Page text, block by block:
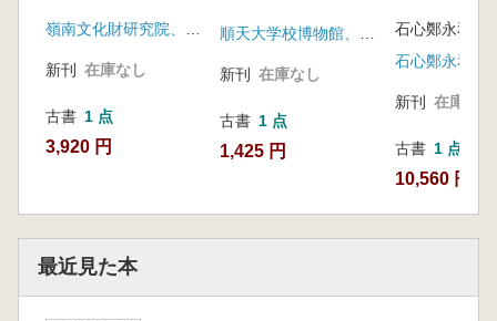
嶺南文化財研究院、大邱広域市都市開発公社
新刊 在庫なし
古書 1 点
3,920 円
新刊 在庫なし
古書 1 点
1,425 円
新刊 在庫なし
古書 1 点
10,560 円
最近見た本